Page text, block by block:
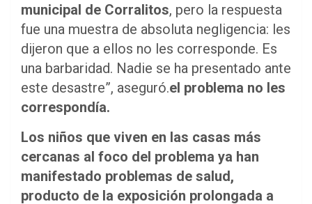
municipal de Corralitos, pero la respuesta
fue una muestra de absoluta negligencia: les
dijeron que a ellos no les corresponde. Es
una barbaridad. Nadie se ha presentado ante
este desastre”, aseguró.el problema no les
correspondía.
Los niños que viven en las casas más
cercanas al foco del problema ya han
manifestado problemas de salud,
producto de la exposición prolongada a